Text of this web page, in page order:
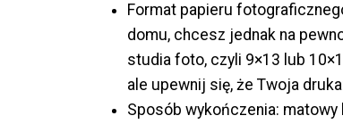
Format papieru
domu, chcesz jednak na
studia foto, czyli 9×13 lub
ale upewnij się, że Twoja
Sposób wykończenia: